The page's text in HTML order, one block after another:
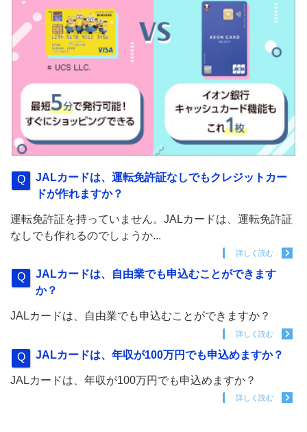
JALカードは、運転免許証なしでもクレジットカー
ドが作れますか？
運転免許証を持っていません。JALカードは、運転免許証
なしでも作れるのでしょうか...
詳しく読む
JALカードは、自由業でも申込むことができます
か？
JALカードは、自由業でも申込むことができますか？
詳しく読む
JALカードは、年収が100万円でも申込めますか？
JALカードは、年収が100万円でも申込めますか？
詳しく読む